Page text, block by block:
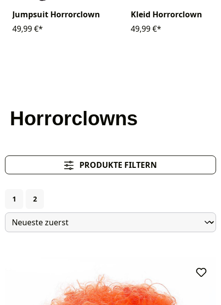
Jumpsuit Horrorclown
49,99 €*
Kleid Horrorclown
49,99 €*
Horrorclowns
PRODUKTE FILTERN
Seite
1 Seite
2